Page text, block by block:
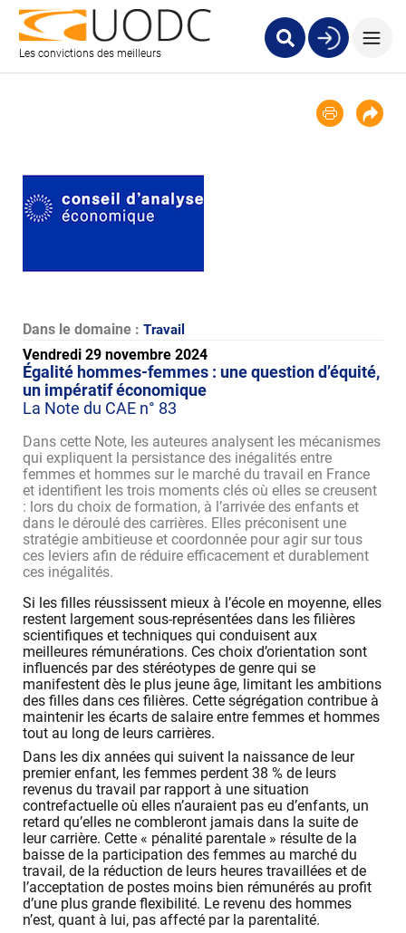
Les convictions des meilleurs
Dans le domaine : Travail
Vendredi 29 novembre 2024
Égalité hommes-femmes : une question d’équité,
un impératif économique
La Note du CAE n° 83
Dans cette Note, les auteures analysent les mécanismes
qui expliquent la persistance des inégalités entre
femmes et hommes sur le marché du travail en France
et identifient les trois moments clés où elles se creusent
: lors du choix de formation, à l’arrivée des enfants et
dans le déroulé des carrières. Elles préconisent une
stratégie ambitieuse et coordonnée pour agir sur tous
ces leviers afin de réduire efficacement et durablement
ces inégalités.
Si les filles réussissent mieux à l’école en moyenne, elles
restent largement sous-représentées dans les filières
scientifiques et techniques qui conduisent aux
meilleures rémunérations. Ces choix d’orientation sont
influencés par des stéréotypes de genre qui se
manifestent dès le plus jeune âge, limitant les ambitions
des filles dans ces filières. Cette ségrégation contribue à
maintenir les écarts de salaire entre femmes et hommes
tout au long de leurs carrières.
Dans les dix années qui suivent la naissance de leur
premier enfant, les femmes perdent 38 % de leurs
revenus du travail par rapport à une situation
contrefactuelle où elles n’auraient pas eu d’enfants, un
retard qu’elles ne combleront jamais dans la suite de
leur carrière. Cette « pénalité parentale » résulte de la
baisse de la participation des femmes au marché du
travail, de la réduction de leurs heures travaillées et de
l’acceptation de postes moins bien rémunérés au profit
d’une plus grande flexibilité. Le revenu des hommes
n’est, quant à lui, pas affecté par la parentalité.